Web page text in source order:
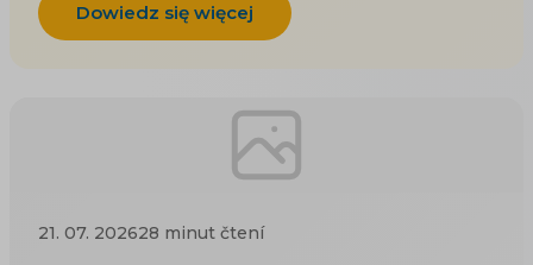
Dowiedz się więcej
21. 07. 202628 minut čtení